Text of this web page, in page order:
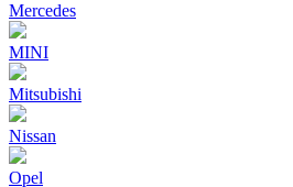
Mercedes
MINI
Mitsubishi
Nissan
Opel